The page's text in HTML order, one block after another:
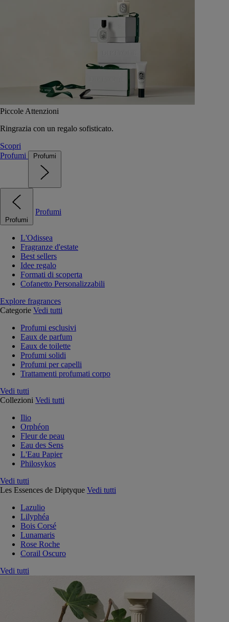
Piccole Attenzioni
Ringrazia con un regalo sofisticato.
Scopri
Profumi
Profumi
Profumi
Profumi
L'Odissea
Fragranze d'estate
Best sellers
Idee regalo
Formati di scoperta
Cofanetto Personalizzabili
Explore fragrances
Categorie Vedi tutti
Profumi esclusivi
Eaux de parfum
Eaux de toilette
Profumi solidi
Profumi per capelli
Trattamenti profumati corpo
Vedi tutti
Collezioni Vedi tutti
Ilio
Orphéon
Fleur de peau
Eau des Sens
L'Eau Papier
Philosykos
Vedi tutti
Les Essences de Diptyque Vedi tutti
Lazulio
Lilyphéa
Bois Corsé
Lunamaris
Rose Roche
Corail Oscuro
Vedi tutti